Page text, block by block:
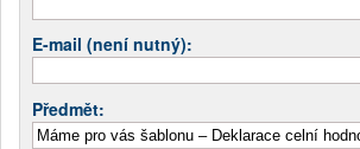
E-mail (není nutný):
Předmět: